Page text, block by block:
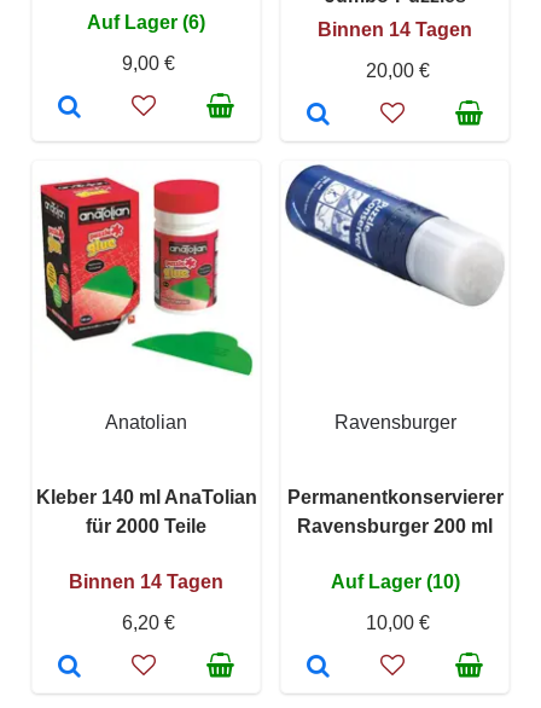
Auf Lager (6)
9,00 €
Binnen 14 Tagen
20,00 €
Anatolian
Kleber 140 ml AnaTolian
für 2000 Teile
Binnen 14 Tagen
6,20 €
Ravensburger
Permanentkonservierer
Ravensburger 200 ml
Auf Lager (10)
10,00 €